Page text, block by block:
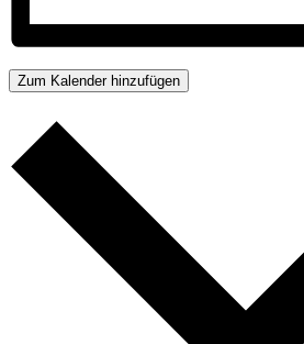
Zum Kalender hinzufügen